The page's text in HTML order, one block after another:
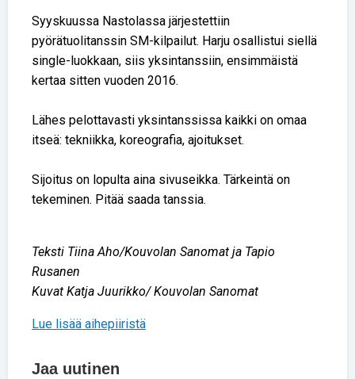
Syyskuussa Nastolassa järjestettiin
pyörätuolitanssin SM-kilpailut. Harju osallistui siellä
single-luokkaan, siis yksintanssiin, ensimmäistä
kertaa sitten vuoden 2016.
Lähes pelottavasti yksintanssissa kaikki on omaa
itseä: tekniikka, koreografia, ajoitukset.
Sijoitus on lopulta aina sivuseikka. Tärkeintä on
tekeminen. Pitää saada tanssia.
Teksti Tiina Aho/Kouvolan Sanomat ja Tapio
Rusanen
Kuvat Katja Juurikko/ Kouvolan Sanomat
Lue lisää aihepiiristä
Jaa uutinen